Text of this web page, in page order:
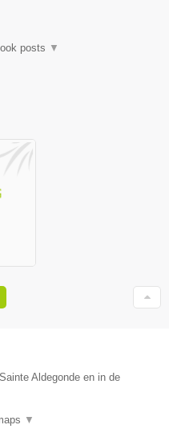
posts ▼
Aldegonde en in de
▼